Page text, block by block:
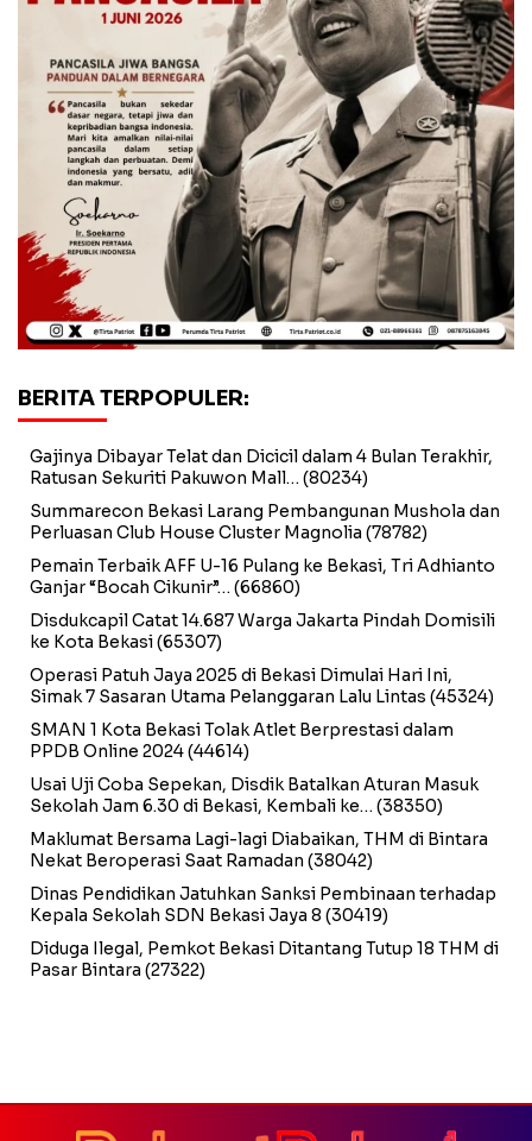
BERITA TERPOPULER:
Gajinya Dibayar Telat dan Dicicil dalam 4 Bulan Terakhir,
Ratusan Sekuriti Pakuwon Mall… (80234)
Summarecon Bekasi Larang Pembangunan Mushola dan
Perluasan Club House Cluster Magnolia (78782)
Pemain Terbaik AFF U-16 Pulang ke Bekasi, Tri Adhianto
Ganjar “Bocah Cikunir”… (66860)
Disdukcapil Catat 14.687 Warga Jakarta Pindah Domisili
ke Kota Bekasi(65307)
Operasi Patuh Jaya 2025 di Bekasi Dimulai Hari Ini,
Simak 7 Sasaran Utama Pelanggaran Lalu Lintas (45324)
SMAN 1 Kota Bekasi Tolak Atlet Berprestasi dalam
PPDB Online 2024(44614)
Usai Uji Coba Sepekan, Disdik Batalkan Aturan Masuk
Sekolah Jam 6.30 di Bekasi, Kembali ke… (38350)
Maklumat Bersama Lagi-lagi Diabaikan, THM di Bintara
Nekat Beroperasi Saat Ramadan (38042)
Dinas Pendidikan Jatuhkan Sanksi Pembinaan terhadap
Kepala Sekolah SDN Bekasi Jaya 8 (30419)
Diduga Ilegal, Pemkot Bekasi Ditantang Tutup 18 THM di
Pasar Bintara (27322)